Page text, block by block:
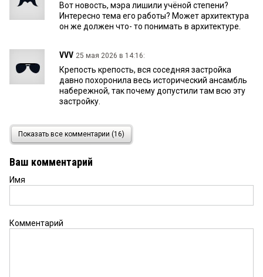
Вот новость, мэра лишили учёной степени?
Интересно тема его работы? Может архитектура
он же должен что- то понимать в архитектуре.
VVV 25 мая 2026 в 14:16:
Крепость крепость, вся соседняя застройка
давно похоронила весь исторический ансамбль
набережной, так почему допустили там всю эту
застройку.
Чё хоцу, то и вороцу
Власть легла под инвесторов, всё, хана городу!!!
Серафим 25 мая 2026 в 06:44:
Показать все комментарии (16)
Ваш комментарий
Имя
Комментарий